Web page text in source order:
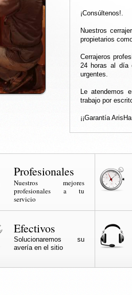
¡Consúltenos!.
Nuestros
propietarios
Cerrajeros
24 horas al día
urgentes.
Le atendemos
trabajo por
¡¡Garantía
Profesionales
Nuestros mejores
profesionales a tu
servicio
Efectivos
Solucionaremos su
avería en el sitio